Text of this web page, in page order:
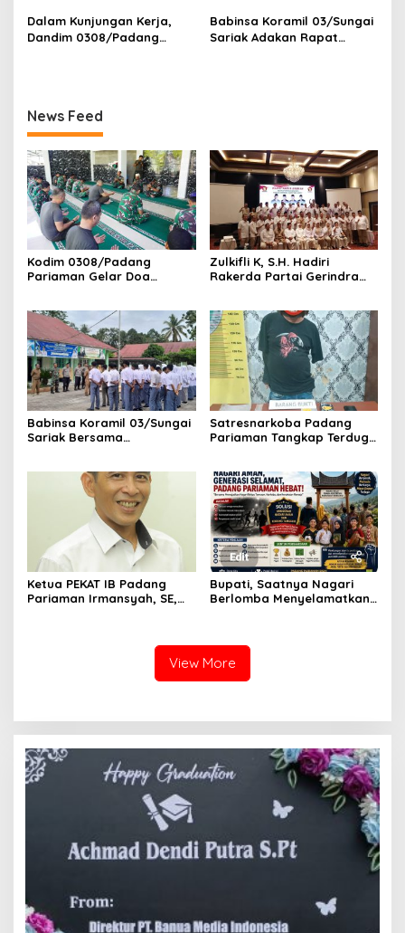
Patamuan
“Anugerah Nagari Aman
Dan Korong Tangguh”
Membangun Infrastruktur
Dalam Kunjungan Kerja,
Dandim 0308/Padang
Babinsa Koramil 03/Sungai
Sariak Adakan Rapat
News Feed
Kodim 0308/Padang
Pariaman Gelar Doa
Bonjol
‎Zulkifli K, S.H. Hadiri
Rakerda Partai Gerindra
Fraksi DPRD Padang
Pariaman
Babinsa Koramil 03/Sungai
Sariak Bersama
Seleksi Calon Anggota
Paskibra Tingkat
Kecamatan VII Koto
Patamuan
Satresnarkoba Padang
Pariaman Tangkap Terduga
Ketua PEKAT IB Padang
Pariaman Irmansyah, SE,
Bupati, Saatnya Nagari
Berlomba Menyelamatkan
View More